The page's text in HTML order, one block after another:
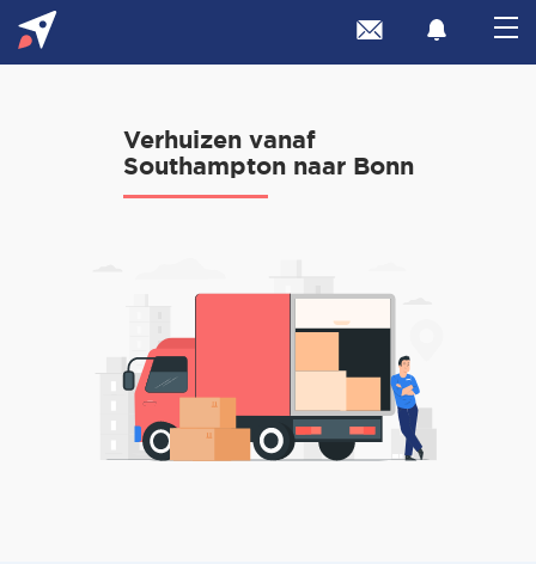
Verhuizen vanaf
Southampton naar Bonn